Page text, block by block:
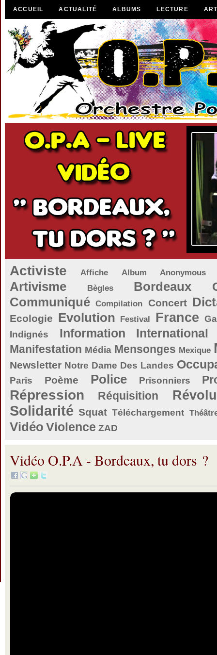
ACCUEIL ACTUALITÉ ALBUMS LECTURE
Activiste Affiche Album Anonymous
Artivisme Bègles Bordeaux
Communiqué Compilation Concert
Ecologie Evolution Festival France
Indignés
Information International
Manifestation Média Mensonges Mexique
Newsletter Notre Dame Des Landes
Paris Poème Police Prisonniers
Répression Réquisition
Solidarité Squat Téléchargement
Vidéo Violence ZAD
Vidéo O.P.A - Bordeaux, tu dors ?